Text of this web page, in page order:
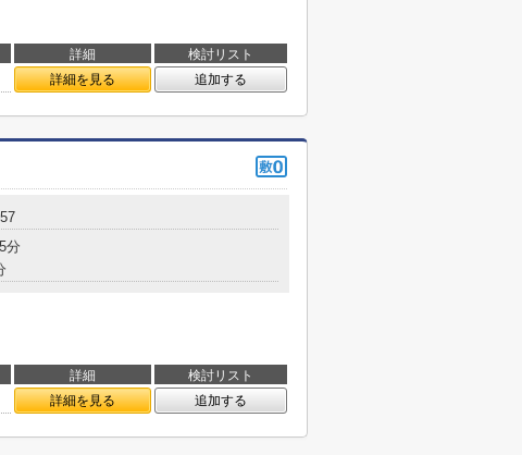
詳細 検討リスト
詳細を見る 追加する
分
詳細 検討リスト
詳細を見る 追加する